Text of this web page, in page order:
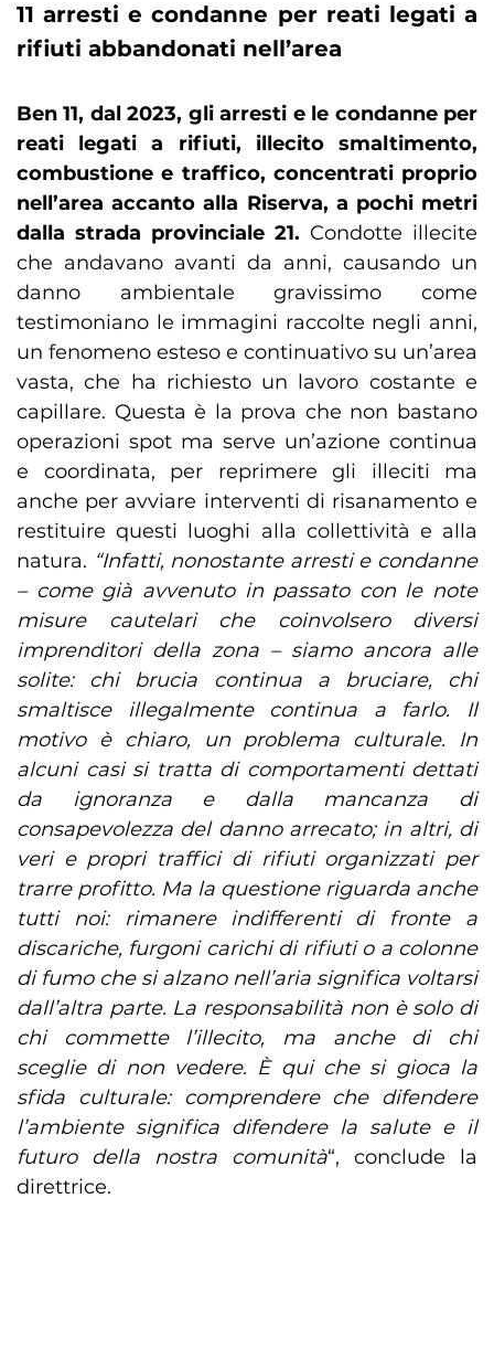
11 arresti e condanne per reati legati a
rifiuti abbandonati nell’area
Ben 11, dal 2023, gli arresti e le condanne per
reati legati a rifiuti, illecito smaltimento,
combustione e traffico, concentrati proprio
nell’area accanto alla Riserva, a pochi metri
dalla strada provinciale 21. Condotte illecite
che andavano avanti da anni, causando un
danno ambientale gravissimo come
testimoniano le immagini raccolte negli anni,
un fenomeno esteso e continuativo su un’area
vasta, che ha richiesto un lavoro costante e
capillare. Questa è la prova che non bastano
operazioni spot ma serve un’azione continua
e coordinata, per reprimere gli illeciti ma
anche per avviare interventi di risanamento e
restituire questi luoghi alla collettività e alla
natura. “Infatti, nonostante arresti e condanne
– come già avvenuto in passato con le note
misure cautelari che coinvolsero diversi
imprenditori della zona – siamo ancora alle
solite: chi brucia continua a
bruciare, chi
smaltisce illegalmente continua a farlo. Il
motivo è chiaro, un problema culturale. In
alcuni casi si tratta di comportamenti dettati
da ignoranza e dalla mancanza di
consapevolezza del danno arrecato; in altri, di
veri e propri traffici di rifiuti organizzati per
trarre profitto. Ma la questione riguarda anche
tutti noi: rimanere indifferenti di fronte a
discariche, furgoni carichi di rifiuti o a colonne
di fumo che si alzano nell’aria significa voltarsi
dall’altra parte. La responsabilità non è solo di
chi commette l’illecito, ma anche di chi
sceglie di non vedere. È qui che si gioca la
sfida culturale: comprendere che difendere
l’ambiente significa difendere la salute e il
futuro della nostra comunità“, conclude la
direttrice.